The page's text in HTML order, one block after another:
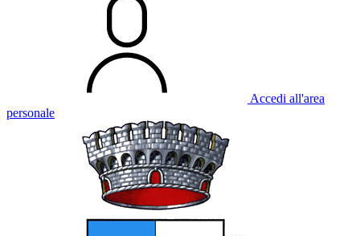
Accedi all'area
personale